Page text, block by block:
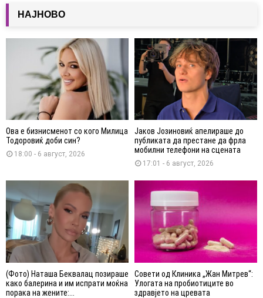
НАЈНОВО
Ова е бизнисменот со кого Милица
Тодоровиќ доби син?
18:00 - 6 август, 2026
Јаков Јозиновиќ апелираше до
публиката да престане да фрла
мобилни телефони на сцената
17:01 - 6 август, 2026
(Фото) Наташа Беквалац позираше
како балерина и им испрати моќна
порака на жените:...
Совети од Клиника „Жан Митрев“:
Улогата на пробиотиците во
здравјето на цревата